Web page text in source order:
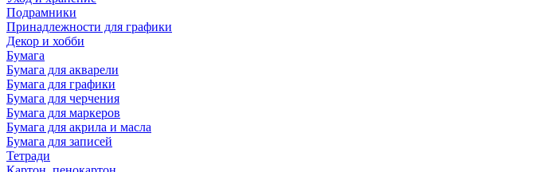
Подрамники
Принадлежности для графики
Декор и хобби
Бумага
Бумага для акварели
Бумага для графики
Бумага для черчения
Бумага для маркеров
Бумага для акрила и масла
Бумага для записей
Тетради